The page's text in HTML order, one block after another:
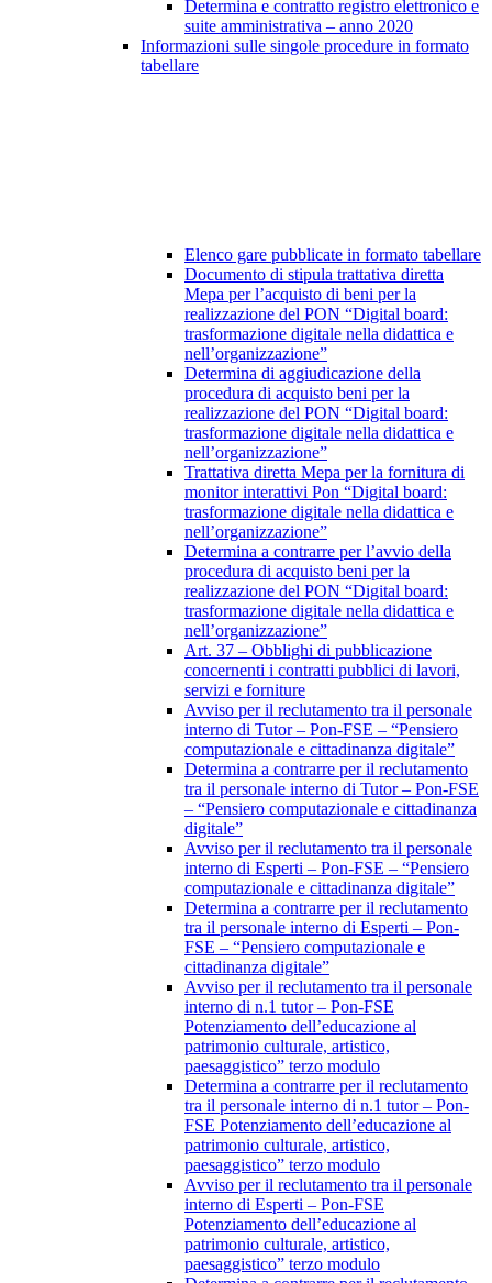
Determina e contratto registro elettronico e
suite amministrativa – anno 2020
Informazioni sulle singole procedure in formato
tabellare
Elenco gare pubblicate in formato tabellare
Documento di stipula trattativa diretta
Mepa per l’acquisto di beni per la
realizzazione del PON “Digital board:
trasformazione digitale nella didattica e
nell’organizzazione”
Determina di aggiudicazione della
procedura di acquisto beni per la
realizzazione del PON “Digital board:
trasformazione digitale nella didattica e
nell’organizzazione”
Trattativa diretta Mepa per la fornitura di
monitor interattivi Pon “Digital board:
trasformazione digitale nella didattica e
nell’organizzazione”
Determina a contrarre per l’avvio della
procedura di acquisto beni per la
realizzazione del PON “Digital board:
trasformazione digitale nella didattica e
nell’organizzazione”
Art. 37 – Obblighi di pubblicazione
concernenti i contratti pubblici di lavori,
servizi e forniture
Avviso per il reclutamento tra il personale
interno di Tutor – Pon-FSE – “Pensiero
computazionale e cittadinanza digitale”
Determina a contrarre per il reclutamento
tra il personale interno di Tutor – Pon-FSE
– “Pensiero computazionale e cittadinanza
digitale”
Avviso per il reclutamento tra il personale
interno di Esperti – Pon-FSE – “Pensiero
computazionale e cittadinanza digitale”
Determina a contrarre per il reclutamento
tra il personale interno di Esperti – Pon-
FSE – “Pensiero computazionale e
cittadinanza digitale”
Avviso per il reclutamento tra il personale
interno di n.1 tutor – Pon-FSE
Potenziamento dell’educazione al
patrimonio culturale, artistico,
paesaggistico” terzo modulo
Determina a contrarre per il reclutamento
tra il personale interno di n.1 tutor – Pon-
FSE Potenziamento dell’educazione al
patrimonio culturale, artistico,
paesaggistico” terzo modulo
Avviso per il reclutamento tra il personale
interno di Esperti – Pon-FSE
Potenziamento dell’educazione al
patrimonio culturale, artistico,
paesaggistico” terzo modulo